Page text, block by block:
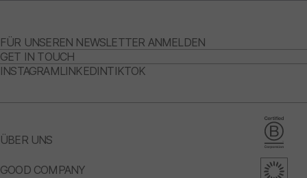
ÜBER UNS
GOOD COMPANY
FÜR UNSEREN NEWSLETTER ANMELDEN
GET IN TOUCH
INSTAGRAMLINKEDINTIKTOK